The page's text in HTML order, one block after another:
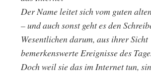
Der Name leitet sich vom guten
– und auch sonst geht es den
Wesentlichen darum, aus ihrer Sicht
bemerkenswerte Ereignisse des
Doch weil sie das im Internet tun,